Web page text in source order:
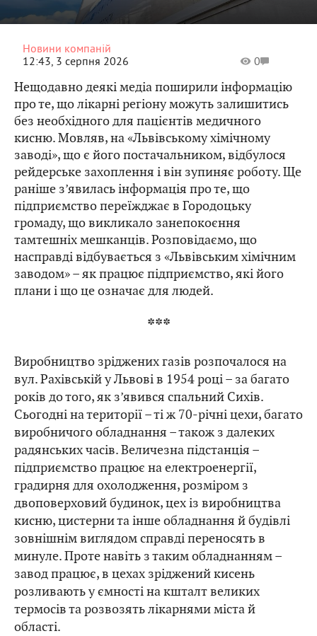
Новини компаній
12:43, 3 серпня 2026
0
Нещодавно деякі медіа поширили інформацію
про те, що лікарні регіону можуть залишитись
без необхідного для пацієнтів медичного
кисню. Мовляв, на «Львівському хімічному
заводі», що є його постачальником, відбулося
рейдерське захоплення і він зупиняє роботу. Ще
раніше з’явилась інформація про те, що
підприємство переїжджає в Городоцьку
громаду, що викликало занепокоєння
тамтешніх мешканців. Розповідаємо, що
насправді відбувається з «Львівським хімічним
заводом» – як працює підприємство, які його
плани і що це означає для людей.
***
Виробництво зріджених газів розпочалося на
вул. Рахівській у Львові в 1954 році – за багато
років до того, як з’явився спальний Сихів.
Сьогодні на території – ті ж 70-річні цехи, багато
виробничого обладнання – також з далеких
радянських часів. Величезна підстанція –
підприємство працює на електроенергії,
градирня для охолодження, розміром з
двоповерховий будинок, цех із виробництва
кисню, цистерни та інше обладнання й будівлі
зовнішнім виглядом справді переносять в
минуле. Проте навіть з таким обладнанням –
завод працює, в цехах зріджений кисень
розливають у ємності на кшталт великих
термосів та розвозять лікарнями міста й
області.